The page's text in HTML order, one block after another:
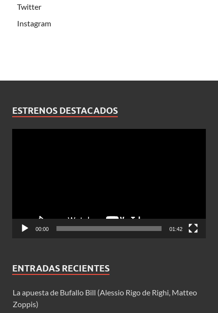
Twitter
Instagram
ESTRENOS DESTACADOS
00:00 01:42
ENTRADAS RECIENTES
La apuesta de Bufallo Bill (Alessio Rigo de Righi, Matteo
Zoppis)